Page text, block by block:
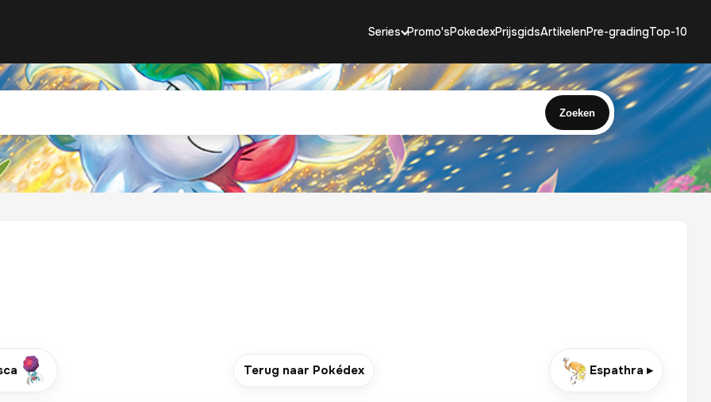
Series Promo'sPokedexPrijsgidsArtikelenPre-gradingTop-10
Zoeken
Terug naar Pokédex Espathra ▸